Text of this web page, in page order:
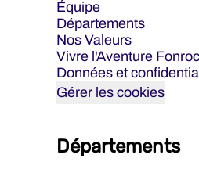
Équipe
Départements
Nos Valeurs
Vivre l'Aventure
Données et
Gérer les cookies
Départements